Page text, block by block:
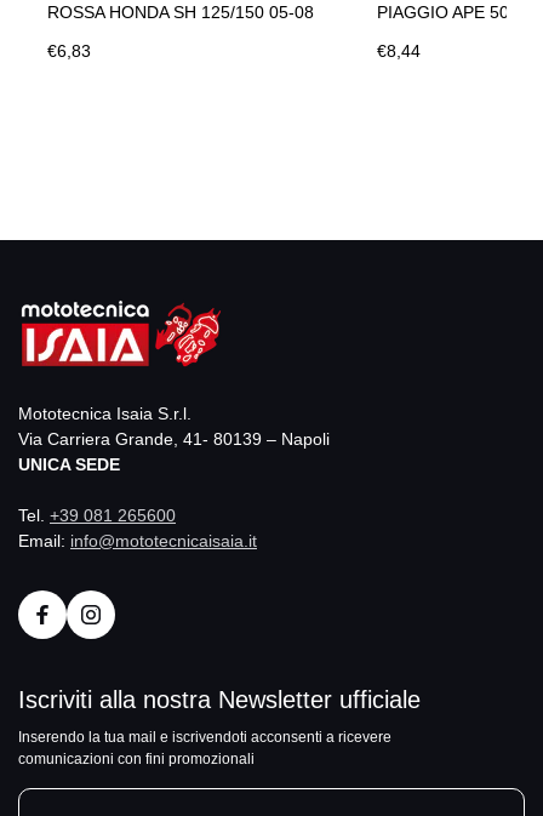
ROSSA HONDA SH 125/150 05-08
€6,83
PIAGGIO APE 50
€8,44
Mototecnica Isaia S.r.l.
Via Carriera Grande, 41- 80139 – Napoli
UNICA SEDE
Tel. +39 081 265600
Email: info@mototecnicaisaia.it
Iscriviti alla nostra Newsletter ufficiale
Inserendo la tua mail e iscrivendoti acconsenti a ricevere
comunicazioni con fini promozionali